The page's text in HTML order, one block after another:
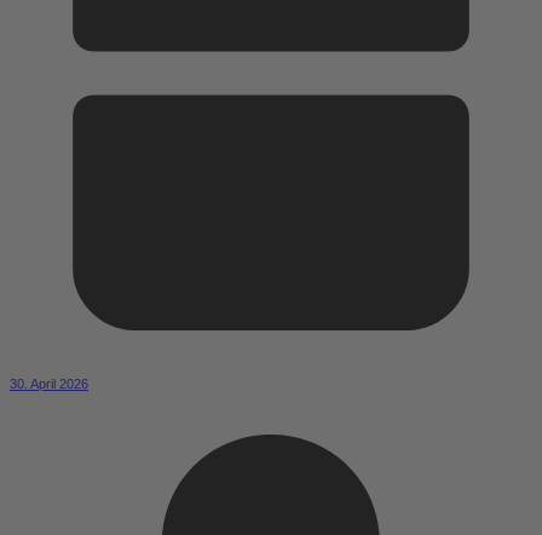
30. April 2026